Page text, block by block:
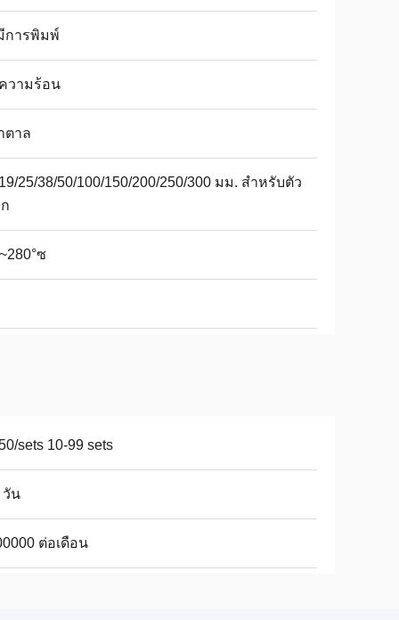
การพิมพ์
วามร้อน
ตาล
25/38/50/100/150/200/250/300 มม. สำหรับตัว
ซ
sets 10-99 sets
วัน
ต่อเดือน